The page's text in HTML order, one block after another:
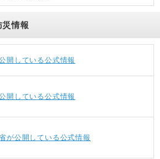
情報
開している公式情報
開している公式情報
が公開している公式情報